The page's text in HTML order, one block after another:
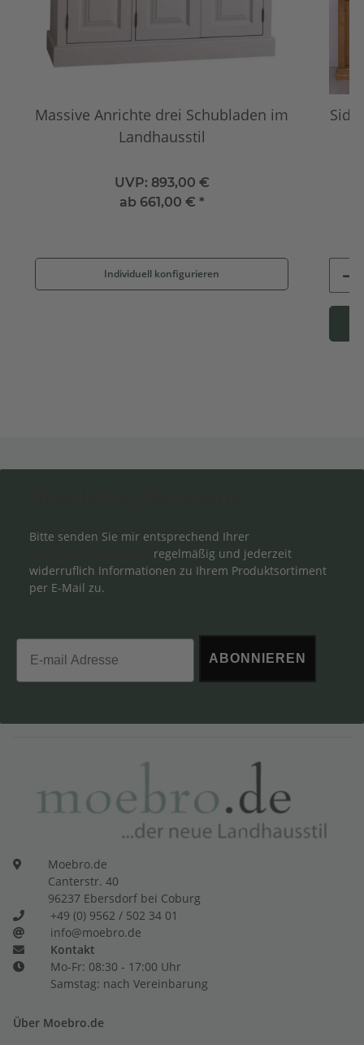
Massive Anrichte drei Schubladen im
Landhausstil
UVP: 893,00 €
ab 661,00 € *
Individuell konfigurieren
Bitte senden Sie mir entsprechend Ihrer
regelmäßig und jederzeit
widerruflich Informationen zu Ihrem Produktsortiment
per E-Mail zu.
Email
ABONNIEREN
Moebro.de
Canterstr. 40
96237 Ebersdorf bei Coburg
+49 (0) 9562 / 502 34 01
info@moebro.de
Kontakt
Mo-Fr: 08:30 - 17:00 Uhr
Samstag: nach Vereinbarung
Über Moebro.de